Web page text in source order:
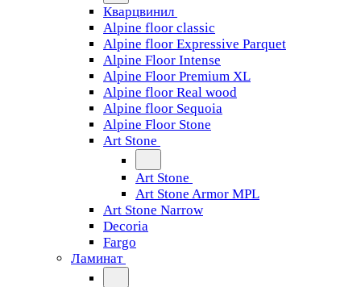
Кварцвинил
Alpine floor classic
Alpine floor Expressive Parquet
Alpine Floor Intense
Alpine Floor Premium XL
Alpine floor Real wood
Alpine floor Sequoia
Alpine Floor Stone
Art Stone
Art Stone
Art Stone Armor MPL
Art Stone Narrow
Decoria
Fargo
Ламинат